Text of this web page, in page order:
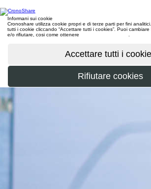
Informani sui cookie
Cronoshare utilizza cookie propri e di terze parti per fini
tutti i cookie cliccando “Accettare tutti i cookies”. Puoi cambiare
e/o rifiutare, cosi come ottenere